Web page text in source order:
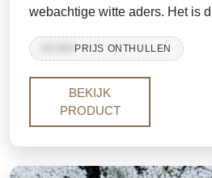
webachtige witte aders. Het is
keukenbladen, vloeren,
consistente grijze uitstraling
PRIJS ONTHULLEN
BEKIJK
PRODUCT